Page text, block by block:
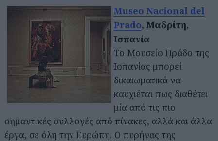
Museo Nacional del
Prado, Μαδρίτη,
Ισπανία
Το Μουσείο Πράδο της
Ισπανίας μπορεί
δικαιωματικά να
καυχιέται πως διαθέτει
μία από τις πιο
σημαντικές συλλογές από πίνακες, αλλά και άλλα
έργα, σε όλη την Ευρώπη. Ο πυρήνας της